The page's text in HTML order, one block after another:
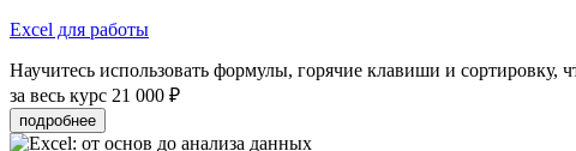
Excel для работы
Научитесь использовать формулы, горячие клавиши и сортировку,
за весь курс 21 000 ₽
подробнее